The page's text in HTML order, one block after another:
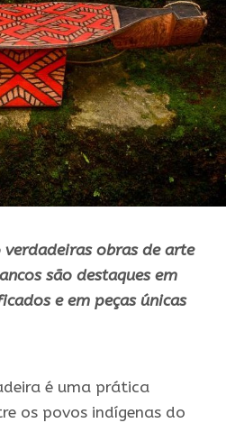
verdadeiras obras de arte
são destaques em
e em peças únicas
é uma prática
os povos indígenas do